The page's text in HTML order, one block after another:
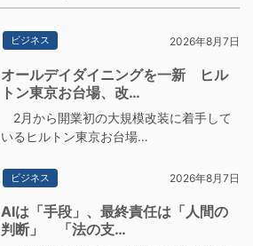
ビジネス 2026年8月7日
オールデイダイニングを一新 ヒル
トン東京お台場、改…
2月から開業初の大規模改装に着手して
いるヒルトン東京お台場…
ビジネス 2026年8月7日
AIは「手段」、最終責任は「人間の
判断」 「法の支…